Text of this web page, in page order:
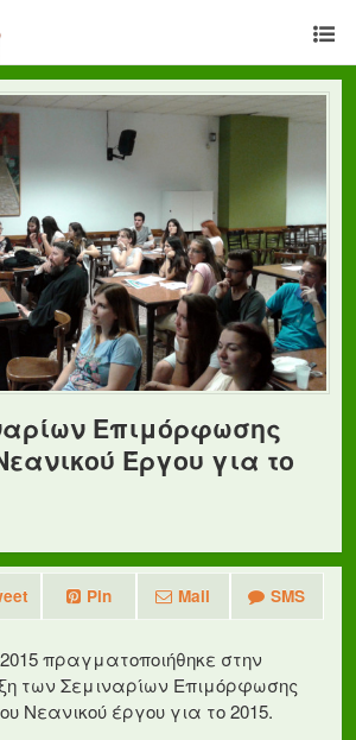
Επιμόρφωσης
Έργου για το
Pin Mail SMS
πραγματοποιήθηκε στην
των Σεμιναρίων Επιμόρφωσης
Νεανικού έργου για το 2015.